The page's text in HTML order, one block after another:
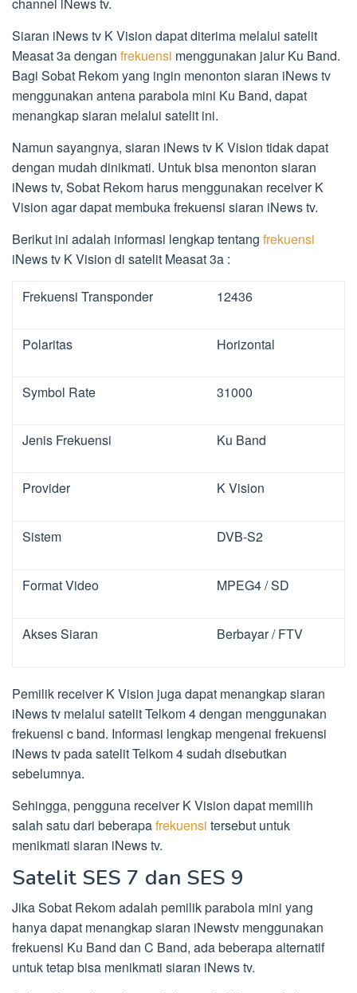
channel iNews tv.
Siaran iNews tv K Vision dapat diterima melalui satelit
Measat 3a dengan frekuensi menggunakan jalur Ku Band.
Bagi Sobat Rekom yang ingin menonton siaran iNews tv
menggunakan antena parabola mini Ku Band, dapat
menangkap siaran melalui satelit ini.
Namun sayangnya, siaran iNews tv K Vision tidak dapat
dengan mudah dinikmati. Untuk bisa menonton siaran
iNews tv, Sobat Rekom harus menggunakan receiver K
Vision agar dapat membuka frekuensi siaran iNews tv.
Berikut ini adalah informasi lengkap tentang frekuensi
iNews tv K Vision di satelit Measat 3a :
Frekuensi Transponder 12436
Polaritas Horizontal
Symbol Rate 31000
Jenis Frekuensi Ku Band
Provider K Vision
Sistem DVB-S2
Format Video MPEG4 / SD
Akses Siaran Berbayar / FTV
Pemilik receiver K Vision juga dapat menangkap siaran
iNews tv melalui satelit Telkom 4 dengan menggunakan
frekuensi c band. Informasi lengkap mengenai frekuensi
iNews tv pada satelit Telkom 4 sudah disebutkan
sebelumnya.
Sehingga, pengguna receiver K Vision dapat memilih
salah satu dari beberapafrekuensi tersebut untuk
menikmati siaran iNews tv.
Satelit SES 7 dan SES 9
Jika Sobat Rekom adalah pemilik parabola mini yang
hanya dapat menangkap siaran iNewstv menggunakan
frekuensi Ku Band dan C Band, ada beberapa alternatif
untuk tetap bisa menikmati siaran iNews tv.